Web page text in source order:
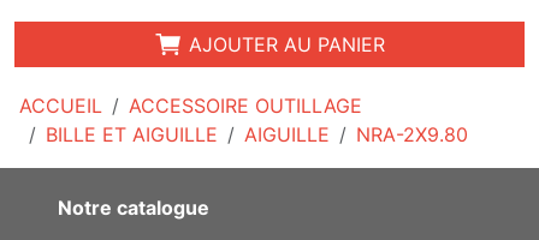
ACCUEIL
ACCESSOIRE OUTILLAGE
BILLE ET AIGUILLE
AIGUILLE NRA-2X9.80
AJOUTER AU PANIER
Notre catalogue